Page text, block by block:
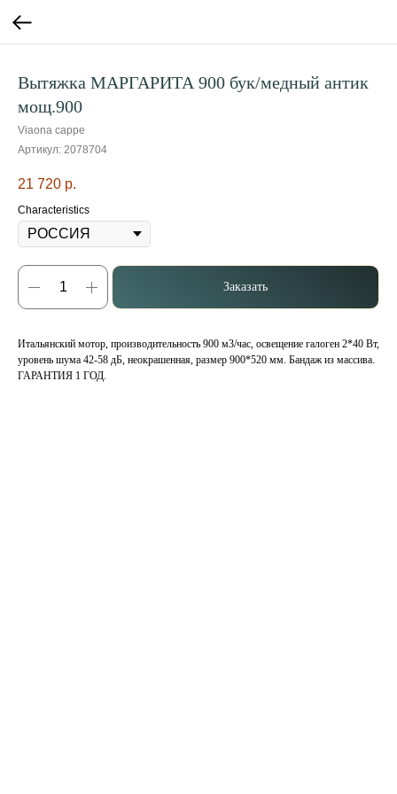
Вытяжка МАРГАРИТА 900 бук/медный антик
мощ.900
Viaona cappe
Артикул: 2078704
21 720 р.
Characteristics
Заказать
Итальянский мотор, производительность 900 м3/час, освещение галоген 2*40 Вт,
уровень шума 42-58 дБ, неокрашенная, размер 900*520 мм. Бандаж из массива.
ГАРАНТИЯ 1 ГОД.